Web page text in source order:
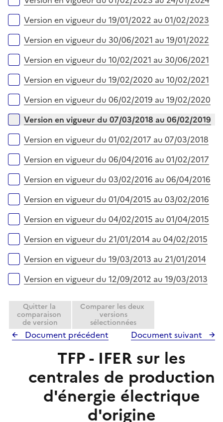
Version en vigueur du 19/01/2022 au 01/02/2023
Version en vigueur du 30/06/2021 au 19/01/2022
Version en vigueur du 10/02/2021 au 30/06/2021
Version en vigueur du 19/02/2020 au 10/02/2021
Version en vigueur du 06/02/2019 au 19/02/2020
Version en vigueur du 07/03/2018 au 06/02/2019
Version en vigueur du 01/02/2017 au 07/03/2018
Version en vigueur du 06/04/2016 au 01/02/2017
Version en vigueur du 03/02/2016 au 06/04/2016
Version en vigueur du 01/04/2015 au 03/02/2016
Version en vigueur du 04/02/2015 au 01/04/2015
Version en vigueur du 21/01/2014 au 04/02/2015
Version en vigueur du 19/03/2013 au 21/01/2014
Version en vigueur du 12/09/2012 au 19/03/2013
Quitter la
comparaison
de version
Comparer les deux
versions
sélectionnées
Document précédent Document suivant
TFP - IFER sur les
centrales de production
d'énergie électrique
d'origine